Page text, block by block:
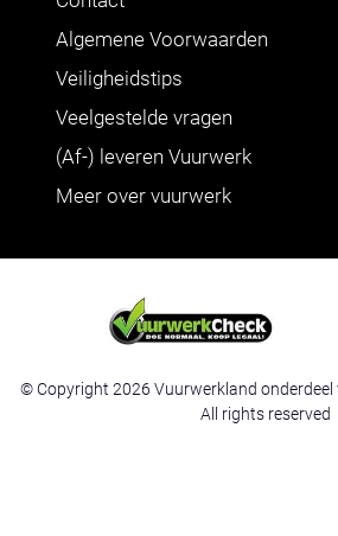
Algemene Voorwaarden
Veiligheidstips
Veelgestelde vragen
(Af-) leveren Vuurwerk
Meer over vuurwerk
© Copyright 2026 Vuurwerkland onderdeel
All rights reserved